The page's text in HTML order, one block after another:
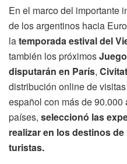
En el marco del importante
de los argentinos hacia
latemporada estival del
también los próximos
disputarán en París,
distribución online de
español con más de 90.000
países, seleccionó las
realizar en los destinos
turistas.